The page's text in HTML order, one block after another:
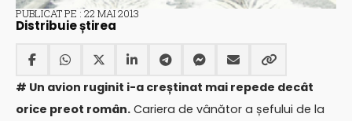
PUBLICAT PE : 22 MAI 2013
Distribuie știrea
# Un avion ruginit i-a creștinat mai repede decât
orice preot român. Cariera de vânător a șefului de la